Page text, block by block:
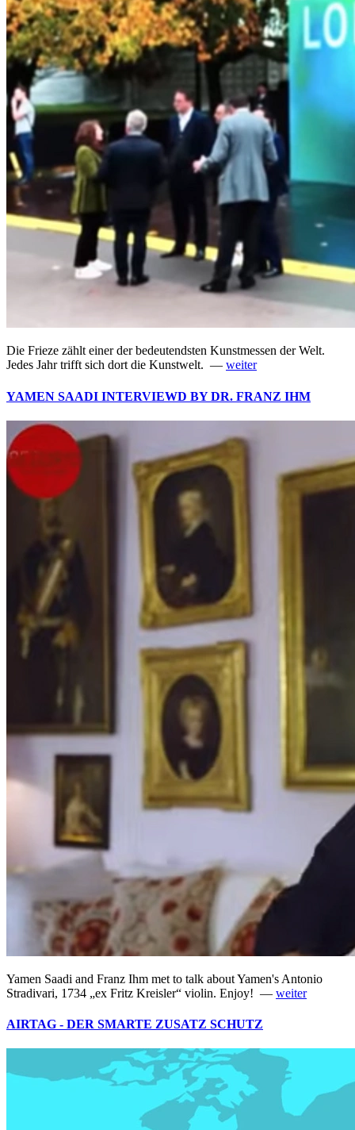
Die Frieze zählt einer der bedeutendsten Kunstmessen der Welt.
Jedes Jahr trifft sich dort die Kunstwelt. — weiter
YAMEN SAADI INTERVIEWD BY DR. FRANZ IHM
Yamen Saadi and Franz Ihm met to talk about Yamen's Antonio
Stradivari, 1734 „ex Fritz Kreisler“ violin. Enjoy! — weiter
AIRTAG - DER SMARTE ZUSATZ SCHUTZ